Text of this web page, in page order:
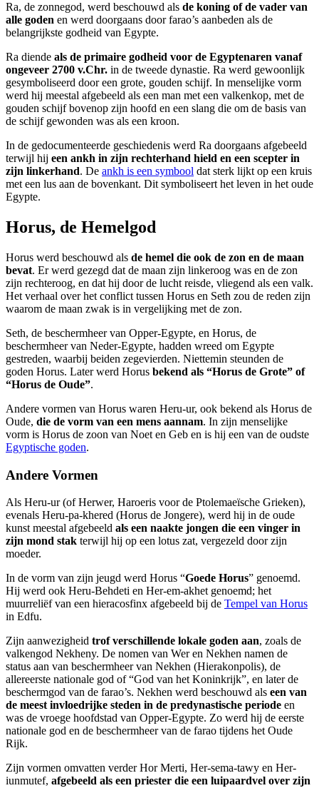
Ra, de zonnegod, werd beschouwd als de koning of de vader van
alle goden en werd doorgaans door farao’s aanbeden als de
belangrijkste godheid van Egypte.
Ra diende als de primaire godheid voor de Egyptenaren vanaf
ongeveer 2700 v.Chr. in de tweede dynastie. Ra werd gewoonlijk
gesymboliseerd door een grote, gouden schijf. In menselijke vorm
werd hij meestal afgebeeld als een man met een valkenkop, met de
gouden schijf bovenop zijn hoofd en een slang die om de basis van
de schijf gewonden was als een kroon.
In de gedocumenteerde geschiedenis werd Ra doorgaans afgebeeld
terwijl hij een ankh in zijn rechterhand hield en een scepter in
zijn linkerhand. De ankh is een symbool dat sterk lijkt op een kruis
met een lus aan de bovenkant. Dit symboliseert het leven in het oude
Egypte.
Horus, de Hemelgod
Horus werd beschouwd als de hemel die ook de zon en de maan
bevat. Er werd gezegd dat de maan zijn linkeroog was en de zon
zijn rechteroog, en dat hij door de lucht reisde, vliegend als een valk.
Het verhaal over het conflict tussen Horus en Seth zou de reden zijn
waarom de maan zwak is in vergelijking met de zon.
Seth, de beschermheer van Opper-Egypte, en Horus, de
beschermheer van Neder-Egypte, hadden wreed om Egypte
gestreden, waarbij beiden zegevierden. Niettemin steunden de
goden Horus. Later werd Horus bekend als “Horus de Grote” of
“Horus de Oude”.
Andere vormen van Horus waren Heru-ur, ook bekend als Horus de
Oude, die de vorm van een mens aannam. In zijn menselijke
vorm is Horus de zoon van Noet en Geb en is hij een van de oudste
Egyptische goden.
Andere Vormen
Als Heru-ur (of Herwer, Haroeris voor de Ptolemaeïsche Grieken),
evenals Heru-pa-khered (Horus de Jongere), werd hij in de oude
kunst meestal afgebeeld als een naakte jongen die een vinger in
zijn mond stak terwijl hij op een lotus zat, vergezeld door zijn
moeder.
In de vorm van zijn jeugd werd Horus “Goede Horus” genoemd.
Hij werd ook Heru-Behdeti en Her-em-akhet genoemd; het
muurreliëf van een hieracosfinx afgebeeld bij de Tempel van Horus
in Edfu.
Zijn aanwezigheid trof verschillende lokale goden aan, zoals de
valkengod Nekheny. De nomen van Wer en Nekhen namen de
status aan van beschermheer van Nekhen (Hierakonpolis), de
allereerste nationale god of “God van het Koninkrijk”, en later de
beschermgod van de farao’s. Nekhen werd beschouwd als een van
de meest invloedrijke steden in de predynastische periode en
was de vroege hoofdstad van Opper-Egypte. Zo werd hij de eerste
nationale god en de beschermheer van de farao tijdens het Oude
Rijk.
Zijn vormen omvatten verder Hor Merti, Her-sema-tawy en Her-
iunmutef, afgebeeld als een priester die een luipaardvel over zijn